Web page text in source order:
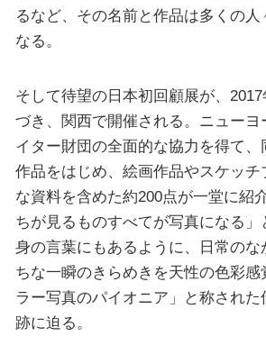
るなど、その名前と作品は多くの人
なる。
そして待望の日本初回顧展が、
づき、関西で開催される。ニューヨ
イター財団の全面的な協力を得て
作品をはじめ、絵画作品やスケッ
な資料を含めた約200点が一堂に紹
ちが見るものすべてが写真になる」
身の言葉にもあるように、日常の
ちな一瞬のきらめきを天性の色彩感
ラー写真のパイオニア」と称され
跡に迫る。